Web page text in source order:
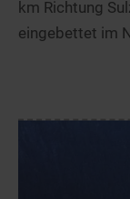
km Richtung
eingebettet im